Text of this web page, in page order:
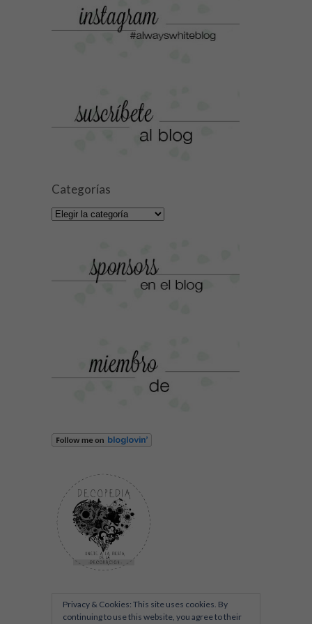
Categorías
Categorías
Privacy & Cookies: This site uses cookies. By
continuing to use this website, you agree to their